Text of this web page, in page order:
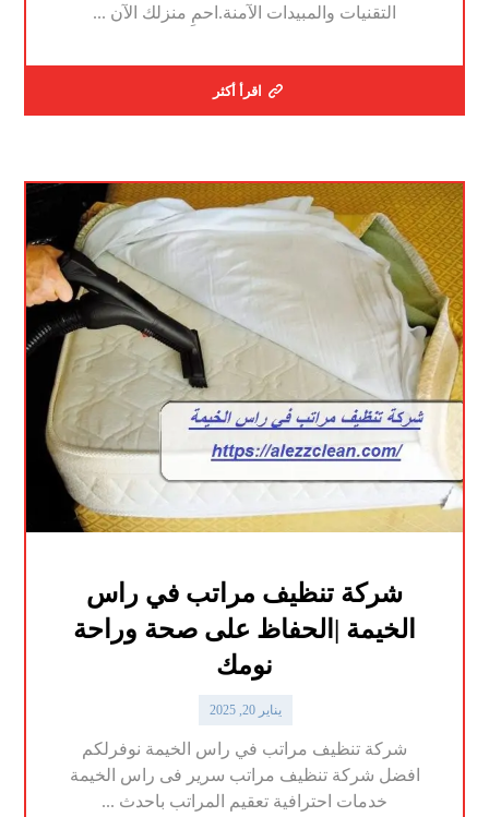
التقنيات والمبيدات الآمنة.احمِ منزلك الآن ...
اقرأ أكثر
شركة تنظيف مراتب في راس
الخيمة |الحفاظ على صحة وراحة
نومك
يناير 20, 2025
شركة تنظيف مراتب في راس الخيمة نوفرلكم
افضل شركة تنظيف مراتب سرير فى راس الخيمة
خدمات احترافية تعقيم المراتب باحدث ...